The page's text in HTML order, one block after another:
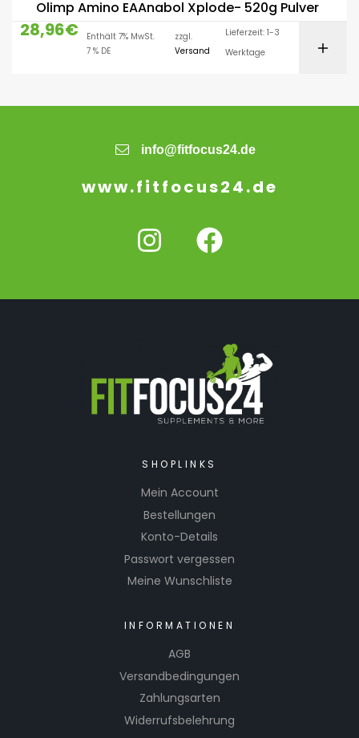
Olimp Amino EAAnabol Xplode- 520g Pulver
28,96€
Enthält 7% MwSt.
7 % DE
zzgl.
Versand
Lieferzeit: 1-3
Werktage
info@fitfocus24.de
www.fitfocus24.de
SHOPLINKS
Mein Account
Bestellungen
Konto-Details
Passwort vergessen
Meine Wunschliste
INFORMATIONEN
AGB
Versandbedingungen
Zahlungsarten
Widerrufsbelehrung